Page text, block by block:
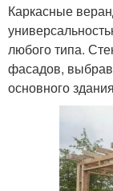
Каркасные
любого типа.
фасадов,
основного